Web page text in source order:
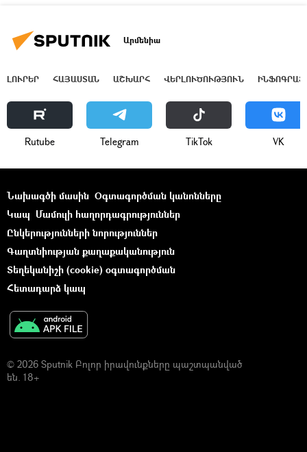
Արմենիա
ԼՈՒՐԵՐ ՀԱՅԱՍՏԱՆ ԱՇԽԱՐՀ ՎԵՐԼՈՒԾՈՒԹՅՈՒՆ
Rutube Telegram ТikТоk VK
Նախագծի մասին Օգտագործման կանոնները
Կապ Մամուլի հաղորդագրություններ
Ընկերությունների նորություններ
Գաղտնիության քաղաքականություն
Տեղեկանիշի (cookie) օգտագործման
Հետադարձ կապ
© 2026 Sputnik Բոլոր իրավունքները պաշտպանված
են. 18+